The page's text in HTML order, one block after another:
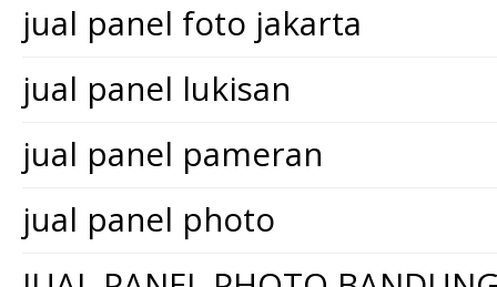
jual panel foto jakarta
jual panel lukisan
jual panel pameran
jual panel photo